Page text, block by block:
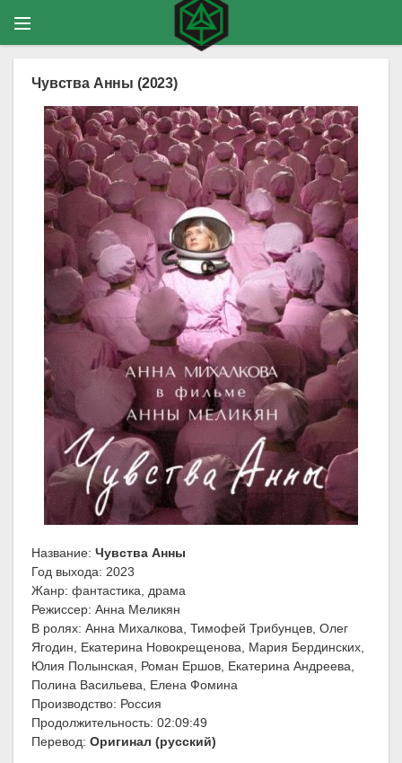
Чувства Анны (2023)
Название: Чувства Анны
Год выхода: 2023
Жанр: фантастика, драма
Режиссер: Анна Меликян
В ролях: Анна Михалкова, Тимофей Трибунцев, Олег
Ягодин, Екатерина Новокрещенова, Мария Бердинских,
Юлия Полынская, Роман Ершов, Екатерина Андреева,
Полина Васильева, Елена Фомина
Производство: Россия
Продолжительность: 02:09:49
Перевод: Оригинал (русский)